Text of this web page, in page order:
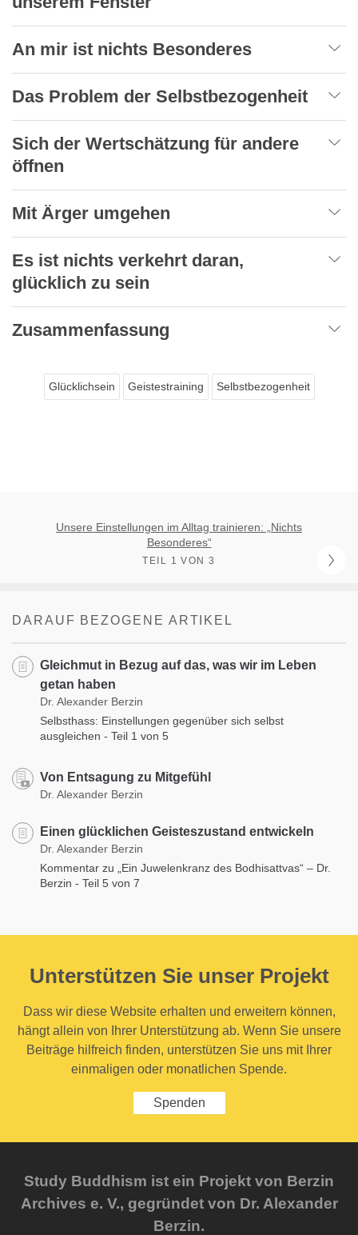
An mir ist nichts Besonderes
Das Problem der Selbstbezogenheit
Sich der Wertschätzung für andere
öffnen
Mit Ärger umgehen
Es ist nichts verkehrt daran,
glücklich zu sein
Zusammenfassung
Glücklichsein Geistestraining Selbstbezogenheit
Unsere Einstellungen im Alltag trainieren: „Nichts
Besonderes“
TEIL 1 VON 3
DARAUF BEZOGENE ARTIKEL
Gleichmut in Bezug auf das, was wir im Leben
getan haben
Dr. Alexander Berzin
Selbsthass: Einstellungen gegenüber sich selbst
ausgleichen - Teil 1 von 5
Von Entsagung zu Mitgefühl
Dr. Alexander Berzin
Einen glücklichen Geisteszustand entwickeln
Dr. Alexander Berzin
Kommentar zu „Ein Juwelenkranz des Bodhisattvas“ – Dr.
Berzin - Teil 5 von 7
Unterstützen Sie unser Projekt
Dass wir diese Website erhalten und erweitern können,
hängt allein von Ihrer Unterstützung ab. Wenn Sie unsere
Beiträge hilfreich finden, unterstützen Sie uns mit Ihrer
einmaligen oder monatlichen Spende.
Spenden
Study Buddhism ist ein Projekt von Berzin
Archives e. V., gegründet von Dr. Alexander
Berzin.